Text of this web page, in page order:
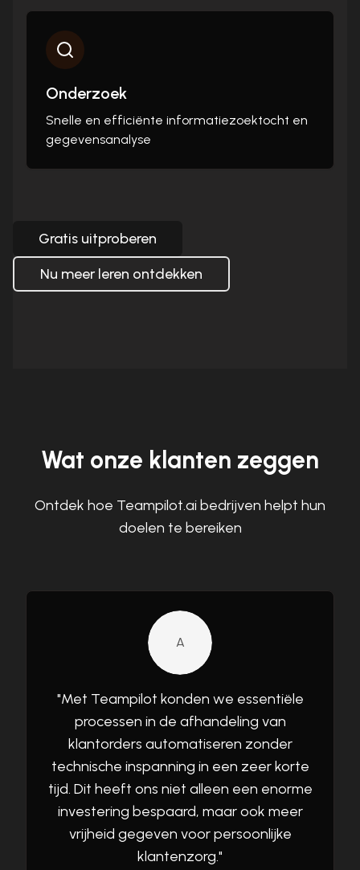
Onderzoek
Snelle en efficiënte informatiezoektocht en
gegevensanalyse
Gratis uitproberen
Nu meer leren ontdekken
Wat onze klanten zeggen
Ontdek hoe Teampilot.ai bedrijven helpt hun
doelen te bereiken
A
"Met Teampilot konden we essentiële
processen in de afhandeling van
klantorders automatiseren zonder
technische inspanning in een zeer korte
tijd. Dit heeft ons niet alleen een enorme
investering bespaard, maar ook meer
vrijheid gegeven voor persoonlijke
klantenzorg."